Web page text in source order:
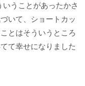
うことがあったかさ
いて、ショートカッ
とはそういうところ
て幸せになりました